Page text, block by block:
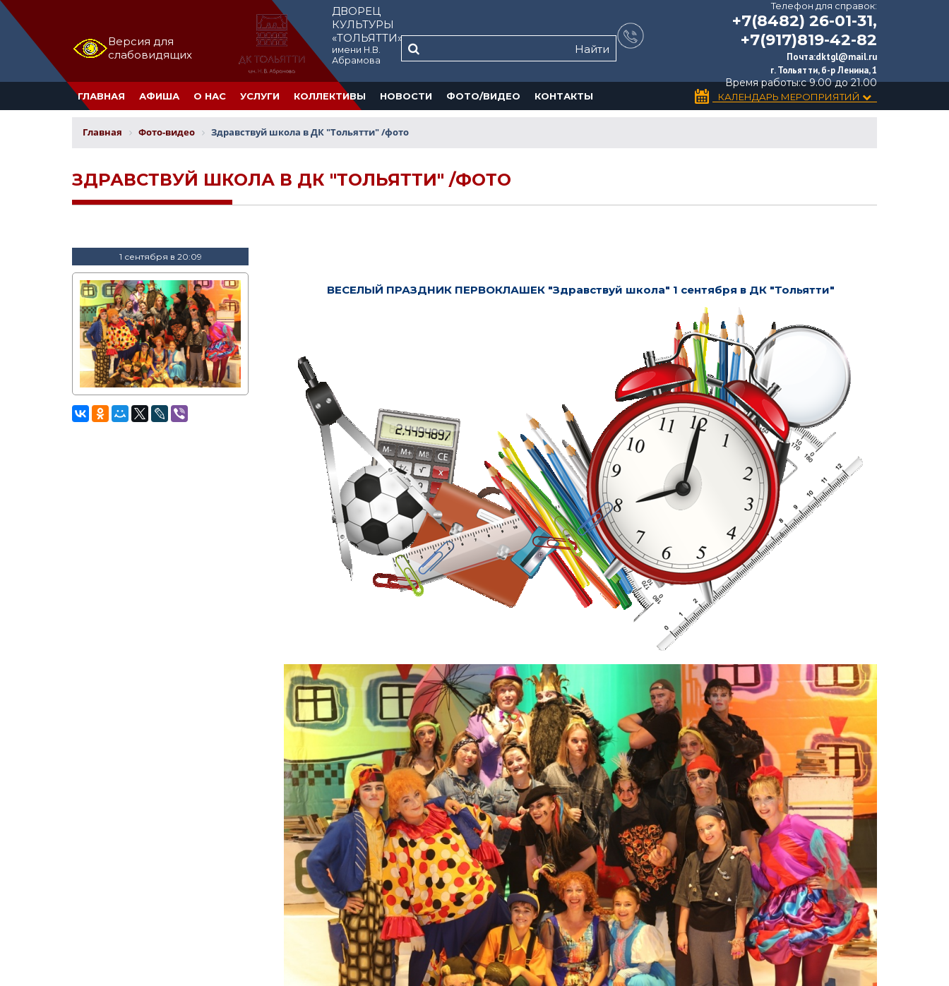
Версия для
слабовидящих
ДВОРЕЦ
КУЛЬТУРЫ
«ТОЛЬЯТТИ»
имени Н.В.
Абрамова
Найти
Телефон для справок:
+7(8482) 26-01-31,
+7(917)819-42-82
Почта:dktgl@mail.ru
г. Тольятти, б-р Ленина, 1
Время работы:с 9.00 до 21.00
ГЛАВНАЯ АФИША О НАС УСЛУГИ КОЛЛЕКТИВЫ НОВОСТИ ФОТО/ВИДЕО КОНТАКТЫ КАЛЕНДАРЬ МЕРОПРИЯТИЙ
Главная Фото-видео Здравствуй школа в ДК "Тольятти" /фото
ЗДРАВСТВУЙ ШКОЛА В ДК "ТОЛЬЯТТИ" /ФОТО
1 сентября в 20:09
ВЕСЕЛЫЙ ПРАЗДНИК ПЕРВОКЛАШЕК "Здравствуй школа" 1 сентября в ДК "Тольятти"